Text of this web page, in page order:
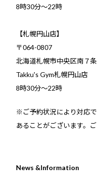
​8時30分～22時
【札幌円山店】
〒064-0807
北海道札幌市中央区南７
Takku's Gym札幌円山店
8時30分～22時
※ご予約状況により対応
あることがございます。
News &Information